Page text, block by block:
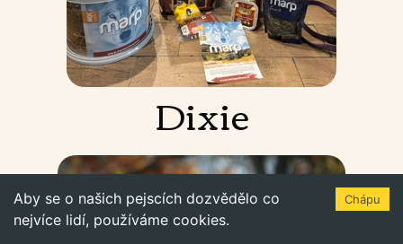
Dixie
Aby se o našich pejscích dozvědělo co
nejvíce lidí, používáme cookies.
Chápu